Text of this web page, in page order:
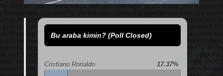
Bu araba kimin? (Poll Closed)
Cristiano Ronaldo 17.37%